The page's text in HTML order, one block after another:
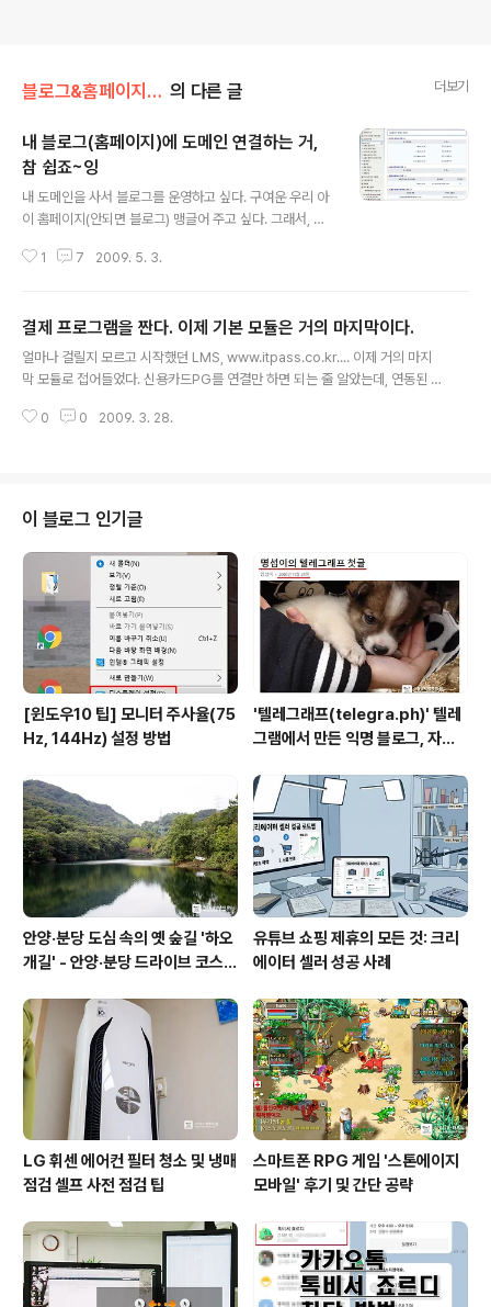
블로그&홈페이지 팁 의 다른 글 더보기
내 블로그(홈페이지)에 도메인 연결하는 거,
참 쉽죠~잉
내 도메인을 사서 블로그를 운영하고 싶다. 구여운 우리 아
이 홈페이지(안되면 블로그) 맹글어 주고 싶다. 그래서, 예
샀다.. 도메인을 샀다.. 도메인을 샀다.. 도메인을.... 어쩌
"홈페이지"란 웹브라우저에 표시되는 글/사진/동영상 등
멀티미디어 요소로 꾸며진 것을 말한다. "도메인"이란 홈페
이지를 찾아가기 위한 주소라고 말할 수 있다. 도메인을 사
홈페이지를 보관해주는 회사(웹호스팅 회사)에서 도메인도
1 7 2009. 5. 3.
결제 프로그램을 짠다. 이제 기본 모듈은 거의 마지막이다.
얼마나 걸릴지 모르고 시작했던 LMS, www.itpass.co.kr.... 이제 거의 마지
막 모듈로 접어들었다. 신용카드PG를 연결만 하면 되는 줄 알았는데, 연동된 이
결해야 겨우 일정을 맞춘다. 사실 며칠 늦었다. -_-; 다행히도 한컴미래교육 사
결제하는 경우 입금할 은행을 지정하게 하고, 실제 결제를 딴 은행에 하는 경우
가 종종있다. 이럴 경우 관리자가 쉽게 관리할 수 있는 방법..
0 0 2009. 3. 28.
이 블로그 인기글
[윈도우10 팁] 모니터 주사율(75
Hz, 144Hz) 설정 방법
'텔레그래프(telegra.ph)' 텔레
그램에서 만든 익명 블로그, 자유
안양·분당 도심 속의 옛 숲길 '하오
개길' - 안양·분당 드라이브 코스
유튜브 쇼핑 제휴의 모든 것: 크리
에이터 셀러 성공 사례
LG 휘센 에어컨 필터 청소 및 냉매
점검 셀프 사전 점검 팁
스마트폰 RPG 게임 '스톤에이지
모바일' 후기 및 간단 공략